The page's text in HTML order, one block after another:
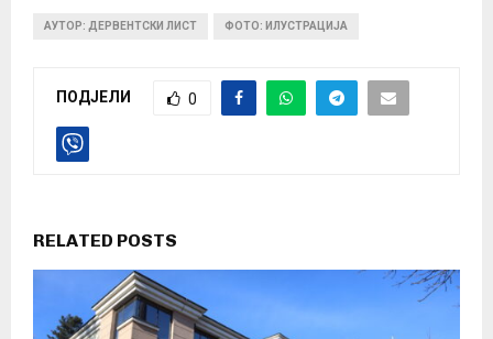
АУТОР: ДЕРВЕНТСКИ ЛИСТ ФОТО: ИЛУСТРАЦИЈА
ПОДЈЕЛИ 0
RELATED POSTS